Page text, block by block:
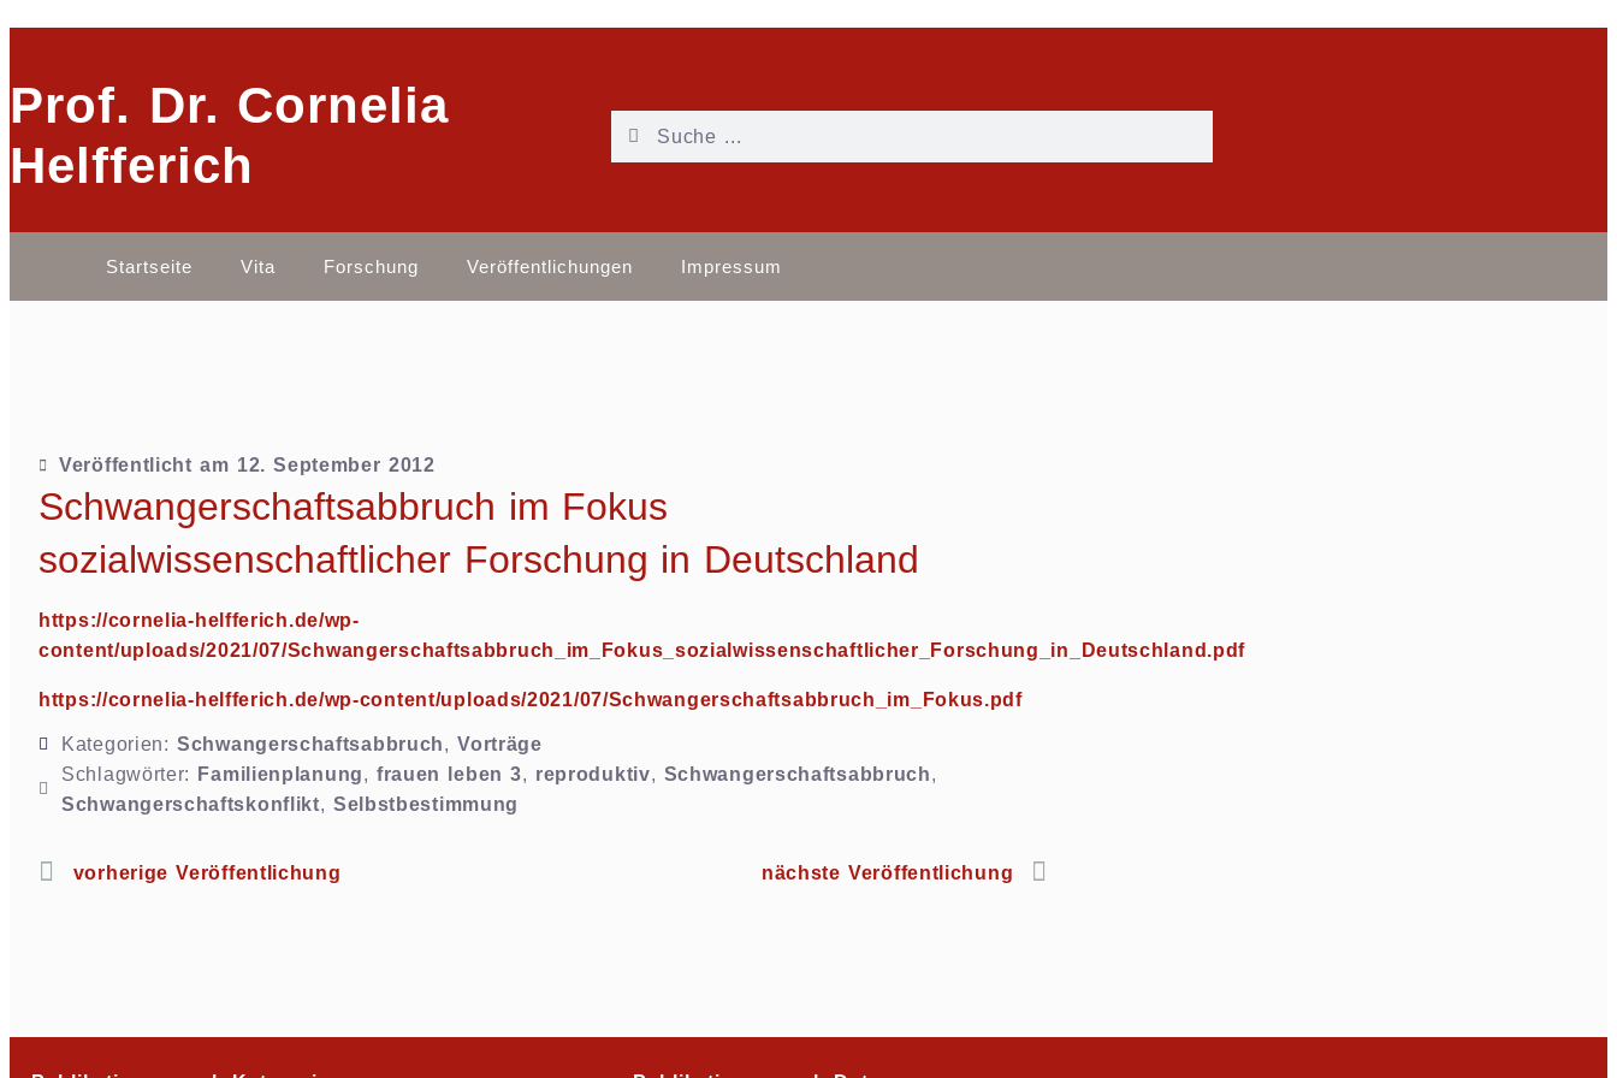
Prof. Dr. Cornelia
Helfferich
Startseite Vita Forschung Veröffentlichungen Impressum
Veröffentlicht am 12. September 2012
Schwangerschaftsabbruch im Fokus
sozialwissenschaftlicher Forschung in Deutschland
https://cornelia-helfferich.de/wp-
content/uploads/2021/07/Schwangerschaftsabbruch_im_Fokus_sozialwissenschaftlicher_Forschung_in_Deutschland.pdf
https://cornelia-helfferich.de/wp-content/uploads/2021/07/Schwangerschaftsabbruch_im_Fokus.pdf
Kategorien: Schwangerschaftsabbruch,Vorträge
Schlagwörter:
Familienplanung, frauen leben 3, reproduktiv, Schwangerschaftsabbruch,
Schwangerschaftskonflikt, Selbstbestimmung
vorherige Veröffentlichung nächste Veröffentlichung